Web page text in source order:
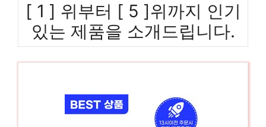
[ 1 ] 위부터 [ 5 ]위까지 인기
있는 제품을 소개드립니다.